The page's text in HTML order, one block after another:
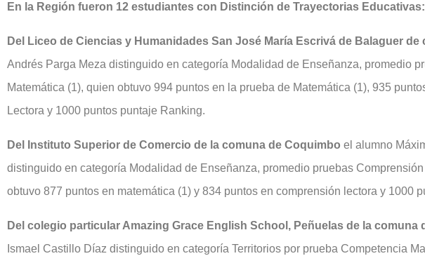
En la Región fueron 12 estudiantes con Distinción de Trayectorias Educativas:
Del Liceo de Ciencias y Humanidades San José María Escrivá de Balaguer
Andrés Parga Meza distinguido en categoría Modalidad de Enseñanza, promedio
Matemática (1), quien obtuvo 994 puntos en la prueba de Matemática (1), 935
Lectora y 1000 puntos puntaje Ranking.
Del Instituto Superior de Comercio de la comuna de Coquimbo el alumno
distinguido en categoría Modalidad de Enseñanza, promedio pruebas
obtuvo 877 puntos en matemática (1) y 834 puntos en comprensión lectora y 1000
Del colegio particular Amazing Grace English School, Peñuelas de la comuna
Ismael Castillo Díaz distinguido en categoría Territorios por prueba Competencia